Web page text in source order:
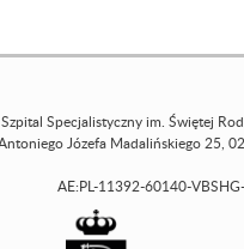
Szpital Specjalistyczny im. Świętej
Józefa Madalińskiego 25,
AE:PL-11392-60140-